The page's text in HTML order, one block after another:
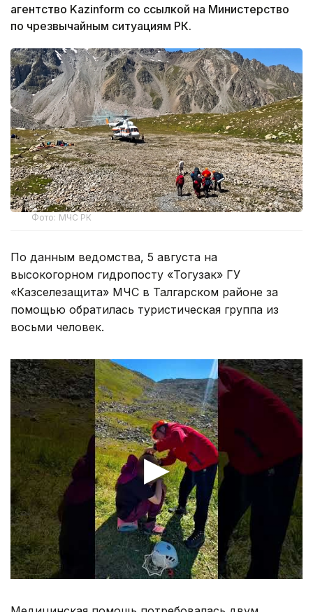
агентство Kazinform со ссылкой на Министерство
по чрезвычайным ситуациям РК.
Фото: МЧС РК
По данным ведомства, 5 августа на
высокогорном гидропосту «Тогузак» ГУ
«Казселезащита» МЧС в Талгарском районе за
помощью обратилась туристическая группа из
восьми человек.